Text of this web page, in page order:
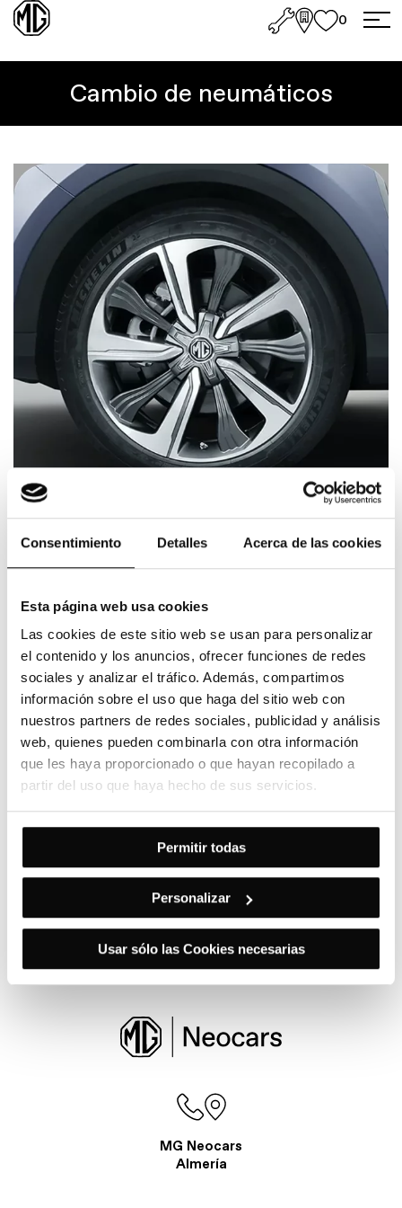
Consentimiento Detalles Acerca de las cookies
Esta página web usa cookies
Las cookies de este sitio web se usan para personalizar
el contenido y los anuncios, ofrecer funciones de redes
sociales y analizar el tráfico. Además, compartimos
información sobre el uso que haga del sitio web con
nuestros partners de redes sociales, publicidad y análisis
web, quienes pueden combinarla con otra información
que les haya proporcionado o que hayan recopilado a
partir del uso que haya hecho de sus servicios.
Permitir todas
Personalizar
Usar sólo las Cookies necesarias
0
Cambio de neumáticos
Si desea acceder a este descuento
rellene el siguiente formulario y
envíenoslo
ACEPTA
CONDICIONES(OBLIGATORIO)
He leído y acepto lascondiciones legalesy lapolítica de
privacidad* (Obligatorio)
ACEPTA
PROMOCIONES
Quiero que GRUPO HUERTAS me informe sobre sus servicios y
productos que puedan adaptarse a mis necesidades y puedan
MG Neocars
Almería